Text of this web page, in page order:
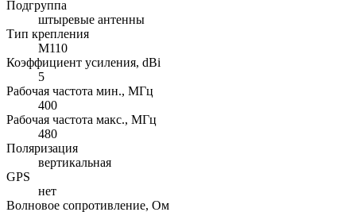
Подгруппа
штыревые антенны
Тип крепления
M110
Коэффициент усиления, dBi
5
Рабочая частота мин., МГц
400
Рабочая частота макс., МГц
480
Поляризация
вертикальная
GPS
нет
Волновое сопротивление, Ом